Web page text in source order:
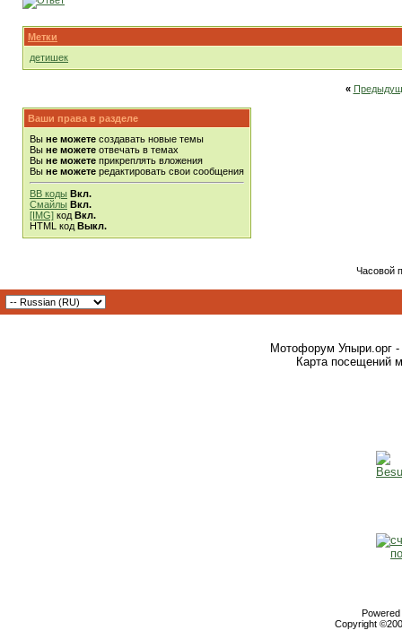
Метки
детишек
«
Ваши права в разделе
Вы не можете создавать новые темы
Вы не можете отвечать в темах
Вы не можете прикреплять вложения
Вы не можете редактировать свои сообщения
BB коды Вкл.
Смайлы Вкл.
[IMG] код Вкл.
HTML код Выкл.
Часовой
Мотофорум Упыри.орг -
Карта посещений
Copyright